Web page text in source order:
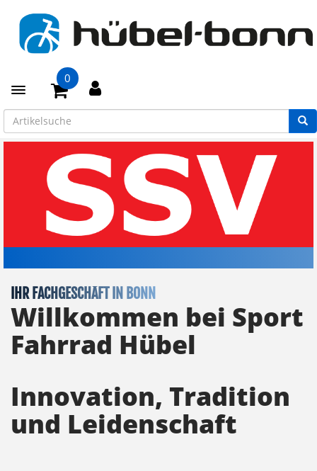
Toggle navigation
0
IHR FACHGESCHÄFT IN BONN
Willkommen bei Sport
Fahrrad Hübel
Innovation, Tradition
und Leidenschaft